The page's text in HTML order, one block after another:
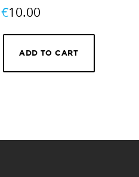
€10.00
ADD TO CART